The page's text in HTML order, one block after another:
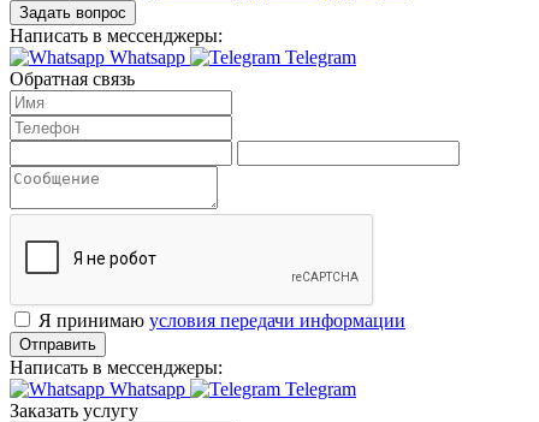
Задать вопрос
Написать в мессенджеры:
Whatsapp
Telegram
Обратная связь
Я принимаю условия передачи информации
Отправить
Написать в мессенджеры:
Whatsapp
Telegram
Заказать услугу